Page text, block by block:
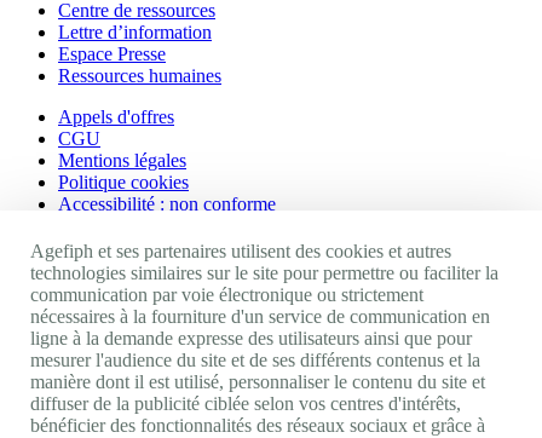
Centre de ressources
Lettre d’information
Espace Presse
Ressources humaines
Appels d'offres
CGU
Mentions légales
Politique cookies
Accessibilité : non conforme
Nos autres sites
Site portail Agefiph
Activateur de progrès
Handinnov
Innovation et recherche
Université du RRH
Service AppuiPro
Agefiph et ses partenaires utilisent des cookies et autres
technologies similaires sur le site pour permettre ou faciliter la
communication par voie électronique ou strictement
nécessaires à la fourniture d'un service de communication en
ligne à la demande expresse des utilisateurs ainsi que pour
mesurer l'audience du site et de ses différents contenus et la
manière dont il est utilisé, personnaliser le contenu du site et
diffuser de la publicité ciblée selon vos centres d'intérêts,
bénéficier des fonctionnalités des réseaux sociaux et grâce à